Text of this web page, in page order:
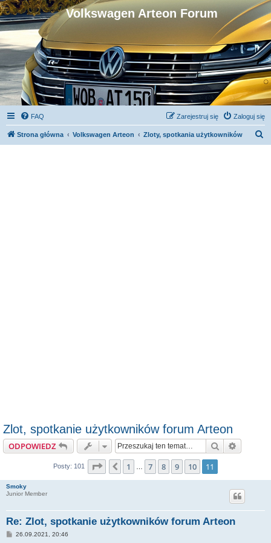
Volkswagen Arteon Forum
FAQ Zaloguj się
Zarejestruj się
Strona główna Volkswagen Arteon Zloty, spotkania użytkowników
Zlot, spotkanie użytkowników forum Arteon
ODPOWIEDZ Szukaj
Posty: 101 Strona 11z 11
Poprzednia
1 7 8 9 10 11
Smoky
Junior Member
Re: Zlot, spotkanie użytkowników forum Arteon
P26.09.2021, 20:46